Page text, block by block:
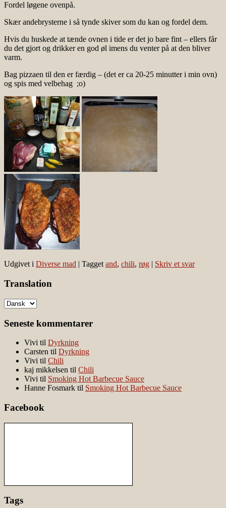
Fordel løgene ovenpå.
Skær andebrysterne i så tynde skiver som du kan og fordel dem.
Hvis du huskede at tænde ovnen i tide er det jo bare fint – ellers får
du det gjort og drikker en god øl imens du venter på at den bliver
varm.
Bag pizzaen til den er færdig – (det er ca 20-25 minutter i min ovn)
og spis med velbehag ;o)
Udgivet i Diverse mad | Tagget and, chili, røg | Skriv et svar
Translation
Seneste kommentarer
Vivi til Dyrkning
Carsten til Dyrkning
Vivi til Chili
kaj mikkelsen til Chili
Vivi til Smoking Hot Barbecue Sauce
Hanne Fosmark til Smoking Hot Barbecue Sauce
Facebook
Tags